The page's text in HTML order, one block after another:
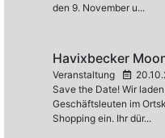
den 9. November u...
Havixbecker
Veranstaltung
Save the Date! Wir
Geschäftsleuten im
Shopping ein. Ihr dür...